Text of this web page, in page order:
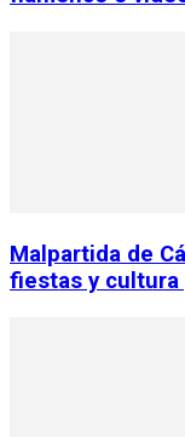
Malpartida de
fiestas y cultura